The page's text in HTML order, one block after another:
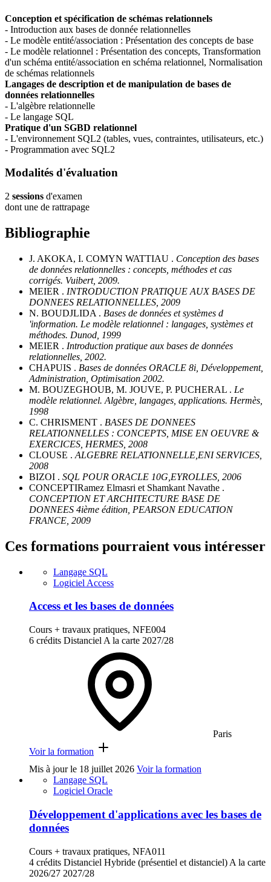
Conception et spécification de schémas relationnels
- Introduction aux bases de donnée relationnelles
- Le modèle entité/association : Présentation des concepts de base
- Le modèle relationnel : Présentation des concepts, Transformation
d'un schéma entité/association en schéma relationnel, Normalisation
de schémas relationnels
Langages de description et de manipulation de bases de
données relationnelles
- L'algèbre relationnelle
- Le langage SQL
Pratique d'un SGBD relationnel
- L'environnement SQL2 (tables, vues, contraintes, utilisateurs, etc.)
- Programmation avec SQL2
Modalités d'évaluation
2 sessions d'examen
dont une de rattrapage
Bibliographie
J. AKOKA, I. COMYN WATTIAU . Conception des bases
de données relationnelles : concepts, méthodes et cas
corrigés. Vuibert, 2009.
MEIER . INTRODUCTION PRATIQUE AUX BASES DE
DONNEES RELATIONNELLES, 2009
N. BOUDJLIDA . Bases de données et systèmes d
'information. Le modèle relationnel : langages, systèmes et
méthodes. Dunod, 1999
MEIER . Introduction pratique aux bases de données
relationnelles, 2002.
CHAPUIS . Bases de données ORACLE 8i, Développement,
Administration, Optimisation 2002.
M. BOUZEGHOUB, M. JOUVE, P. PUCHERAL . Le
modèle relationnel. Algèbre, langages, applications. Hermès,
1998
C. CHRISMENT . BASES DE DONNEES
RELATIONNELLES : CONCEPTS, MISE EN OEUVRE &
EXERCICES, HERMES, 2008
CLOUSE . ALGEBRE RELATIONNELLE,ENI SERVICES,
2008
BIZOI . SQL POUR ORACLE 10G,EYROLLES, 2006
CONCEPTIRamez Elmasri et Shamkant Navathe .
CONCEPTION ET ARCHITECTURE BASE DE
DONNEES 4ième édition, PEARSON EDUCATION
FRANCE, 2009
Ces formations pourraient vous intéresser
Langage SQL
Logiciel Access
Access et les bases de données
Cours + travaux pratiques, NFE004
6 crédits Distanciel A la carte 2027/28
Paris
Voir la formation
Mis à jour le 18 juillet 2026 Voir la formation
Langage SQL
Logiciel Oracle
Développement d'applications avec les bases de
données
Cours + travaux pratiques, NFA011
4 crédits Distanciel Hybride (présentiel et distanciel) A la carte
2026/27 2027/28